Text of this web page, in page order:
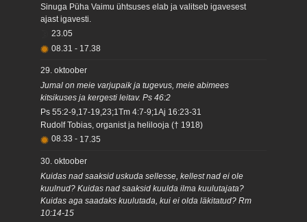
Sinuga Püha Vaimu ühtsuses elab ja valitseb igavesest
ajast igavesti.
23.05
08.31 - 17.38
29. oktoober
Jumal on meie varjupaik ja tugevus, meie abimees
kitsikuses ja kergesti leitav. Ps 46:2
Ps 55:2-9,17-19,23;1Tm 4:7-9;1Aj 16:23-31
Rudolf Tobias, organist ja helilooja († 1918)
08.33 - 17.35
30. oktoober
Kuidas nad saaksid uskuda sellesse, kellest nad ei ole
kuulnud? Kuidas nad saaksid kuulda ilma kuulutajata?
Kuidas aga saadaks kuulutada, kui ei olda läkitatud? Rm
10:14-15